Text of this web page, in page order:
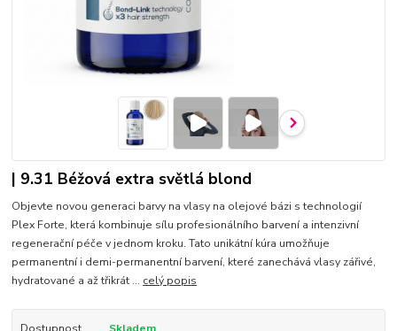
| 9.31 Béžová extra světlá blond
Objevte novou generaci barvy na vlasy na olejové bázi s technologií
Plex Forte, která kombinuje sílu profesionálního barvení a intenzivní
regenerační péče v jednom kroku. Tato unikátní kúra umožňuje
permanentní i demi-permanentní barvení, které zanechává vlasy zářivé,
hydratované a až třikrát ... celý popis
Dostupnost
Skladem